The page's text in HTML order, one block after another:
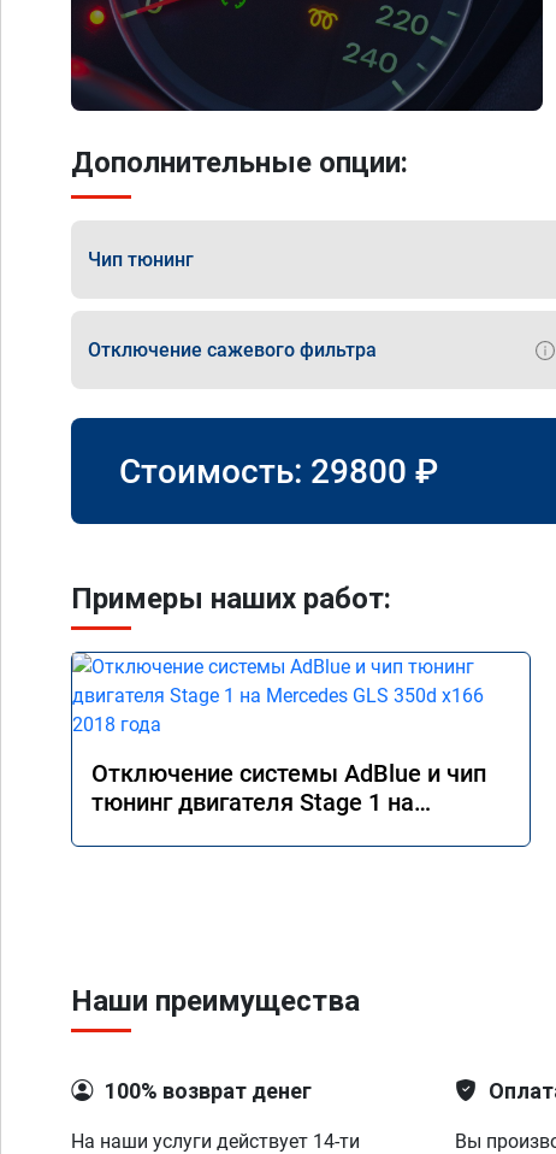
Дополнительные опции:
Чип тюнинг
Отключение сажевого фильтра
Стоимость: 29800 ₽
Примеры наших работ:
Отключение системы AdBlue и чип
тюнинг двигателя Stage 1 на
Наши преимущества
100% возврат денег
На наши услуги действует 14-ти
Вы